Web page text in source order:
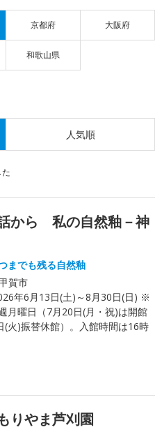
京都府 大阪府
和歌山県
人気順
から 私の自然釉－神
までも残る自然釉
賀市
年6月13日(土)～8月30日(日) ※
月曜日（7月20日(月・祝)は開館
(火)振替休館）。入館時間は16時
りやま芦刈園